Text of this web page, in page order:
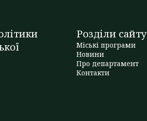
Розділи сайту
Міські програми
Новини
Про департамент
Контакти